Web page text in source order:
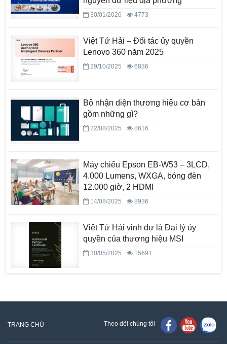
30/01/2026 4773
Việt Tứ Hải – Đối tác ủy quyền
Lenovo 360 năm 2025
29/10/2025 6836
Bộ nhận diện thương hiệu cơ bản
gồm những gì?
22/08/2025 8616
Máy chiếu Epson EB-W53 – 3LCD,
4.000 Lumens, WXGA, bóng đèn
12.000 giờ, 2 HDMI
14/08/2025 8936
Việt Tứ Hải vinh dự là Đại lý ủy
quyền của thương hiệu MSI
30/05/2025 15691
TRANG CHỦ Theo dõi chúng tôi